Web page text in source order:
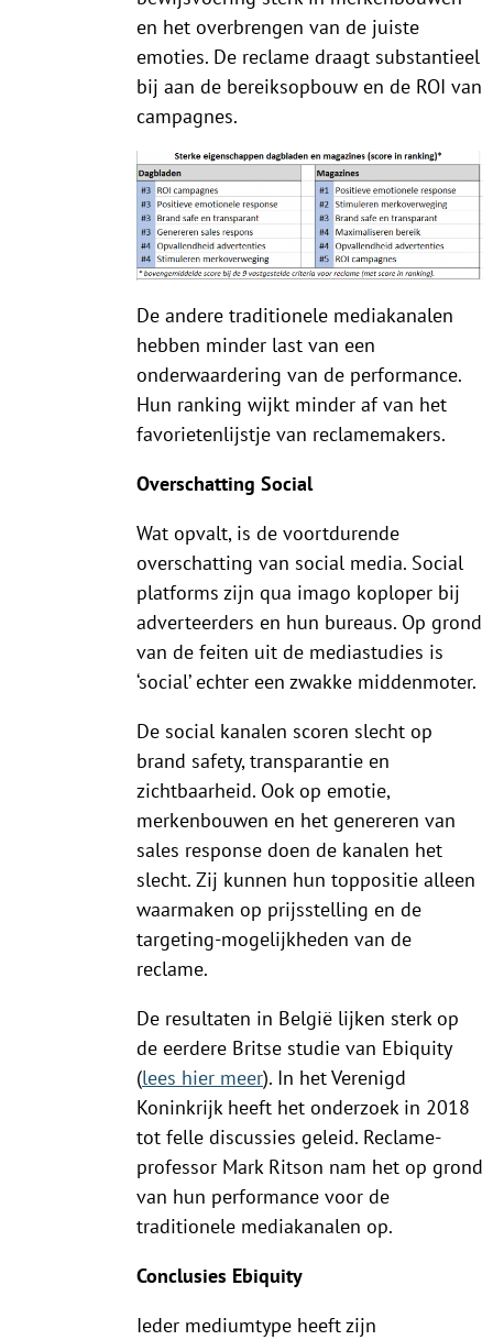
en het overbrengen van de juiste
emoties. De reclame draagt substantieel
bij aan de bereiksopbouw en de ROI van
campagnes.
De andere traditionele mediakanalen
hebben minder last van een
onderwaardering van de performance.
Hun ranking wijkt minder af van het
favorietenlijstje van reclamemakers.
Overschatting Social
Wat opvalt, is de voortdurende
overschatting van social media. Social
platforms zijn qua imago koploper bij
adverteerders en hun bureaus. Op grond
van de feiten uit de mediastudies is
‘social’ echter een zwakke middenmoter.
De social kanalen scoren slecht op
brand safety, transparantie en
zichtbaarheid. Ook op emotie,
merkenbouwen en het genereren van
sales response doen de kanalen het
slecht. Zij kunnen hun toppositie alleen
waarmaken op prijsstelling en de
targeting-mogelijkheden van de
reclame.
De resultaten in België lijken sterk op
de eerdere Britse studie van Ebiquity
(lees hier meer). In het Verenigd
Koninkrijk heeft het onderzoek in 2018
tot felle discussies geleid. Reclame-
professor Mark Ritson nam het op grond
van hun performance voor de
traditionele mediakanalen op.
Conclusies Ebiquity
Ieder mediumtype heeft zijn